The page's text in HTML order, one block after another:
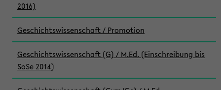
2016)
Geschichtswissenschaft / Promotion
Geschichtswissenschaft (G) / M.Ed. (Einschreibung bis
SoSe 2014)